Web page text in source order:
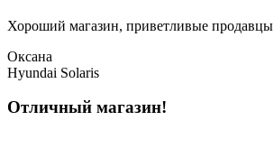
Хороший магазин, приветливые продавцы
Оксана
Hyundai Solaris
Отличный магазин!